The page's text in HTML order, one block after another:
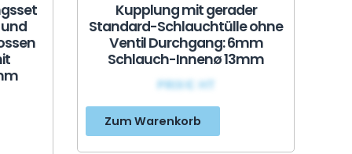
Kupplung mit gerader
Standard-Schlauchtülle ohne
Ventil Durchgang: 6mm
Schlauch-Innenø 13mm
PRIX€ HT
Zum Warenkorb